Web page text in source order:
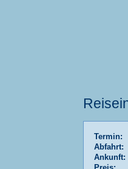
Termin:
Abfahrt:
Ankunft: